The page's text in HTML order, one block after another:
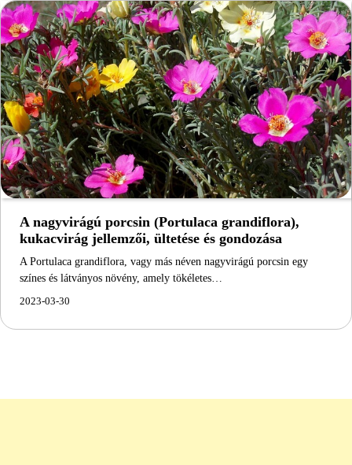
A nagyvirágú porcsin (Portulaca grandiflora),
kukacvirág jellemzői, ültetése és gondozása
A Portulaca grandiflora, vagy más néven nagyvirágú porcsin egy
színes és látványos növény, amely tökéletes…
2023-03-30